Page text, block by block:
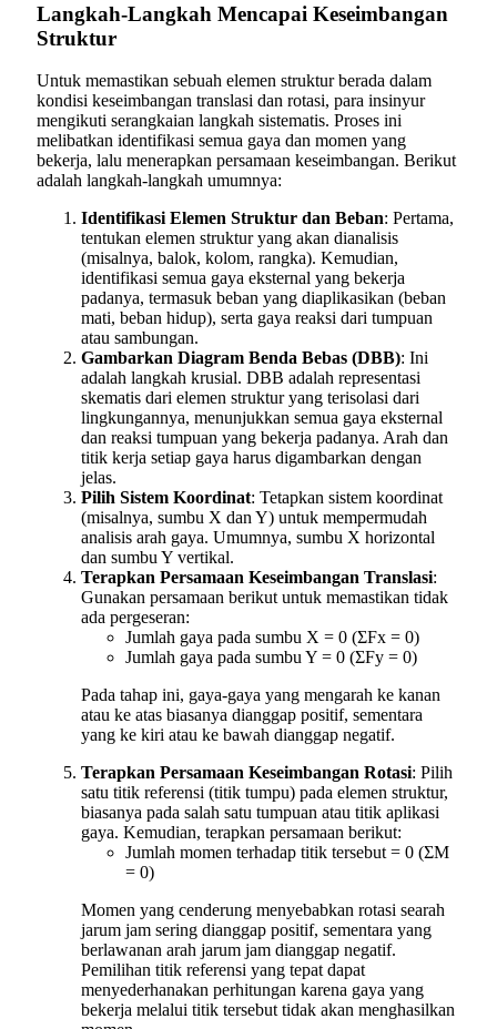
Langkah-Langkah Mencapai Keseimbangan
Struktur
Untuk memastikan sebuah elemen struktur berada dalam
kondisi keseimbangan translasi dan rotasi, para insinyur
mengikuti serangkaian langkah sistematis. Proses ini
melibatkan identifikasi semua gaya dan momen yang
bekerja, lalu menerapkan persamaan keseimbangan. Berikut
adalah langkah-langkah umumnya:
Identifikasi Elemen Struktur dan Beban: Pertama,
tentukan elemen struktur yang akan dianalisis
(misalnya, balok, kolom, rangka). Kemudian,
identifikasi semua gaya eksternal yang bekerja
padanya, termasuk beban yang diaplikasikan (beban
mati, beban hidup), serta gaya reaksi dari tumpuan
atau sambungan.
Gambarkan Diagram Benda Bebas (DBB): Ini
adalah langkah krusial. DBB adalah representasi
skematis dari elemen struktur yang terisolasi dari
lingkungannya, menunjukkan semua gaya eksternal
dan reaksi tumpuan yang bekerja padanya. Arah dan
titik kerja setiap gaya harus digambarkan dengan
jelas.
Pilih Sistem Koordinat: Tetapkan sistem koordinat
(misalnya, sumbu X dan Y) untuk mempermudah
analisis arah gaya. Umumnya, sumbu X horizontal
dan sumbu Y vertikal.
Terapkan Persamaan Keseimbangan Translasi:
Gunakan persamaan berikut untuk memastikan tidak
ada pergeseran:
Jumlah gaya pada sumbu X = 0 (ΣFx = 0)
Jumlah gaya pada sumbu Y = 0 (ΣFy = 0)
Pada tahap ini, gaya-gaya yang mengarah ke kanan
atau ke atas biasanya dianggap positif, sementara
yang ke kiri atau ke bawah dianggap negatif.
Terapkan Persamaan Keseimbangan Rotasi: Pilih
satu titik referensi (titik tumpu) pada elemen struktur,
biasanya pada salah satu tumpuan atau titik aplikasi
gaya. Kemudian, terapkan persamaan berikut:
Jumlah momen terhadap titik tersebut = 0 (ΣM
= 0)
Momen yang cenderung menyebabkan rotasi searah
jarum jam sering dianggap positif, sementara yang
berlawanan arah jarum jam dianggap negatif.
Pemilihan titik referensi yang tepat dapat
menyederhanakan perhitungan karena gaya yang
bekerja melalui titik tersebut tidak akan menghasilkan